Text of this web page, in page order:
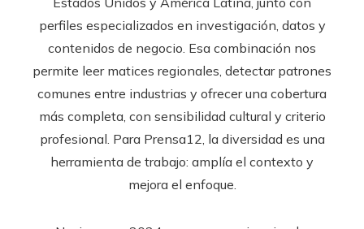
perfiles especializados en investigación, datos y
contenidos de negocio. Esa combinación nos
permite leer matices regionales, detectar patrones
comunes entre industrias y ofrecer una cobertura
más completa, con sensibilidad cultural y criterio
profesional. Para Prensa12, la diversidad es una
herramienta de trabajo: amplía el contexto y
mejora el enfoque.